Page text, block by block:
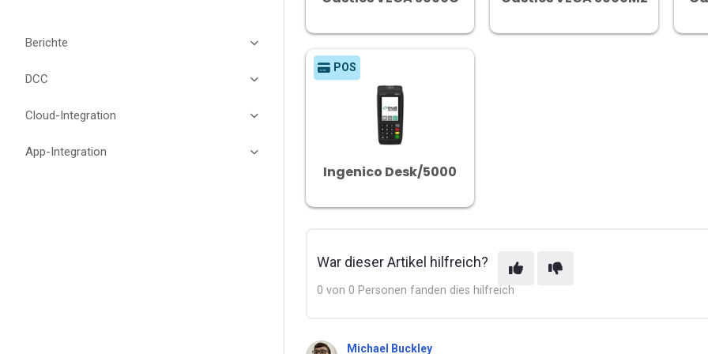
Berichte
DCC
Cloud-Integration
App-Integration
POS
Ingenico Desk/5000
War dieser Artikel hilfreich?
0 von 0 Personen fanden dies hilfreich
Michael Buckley